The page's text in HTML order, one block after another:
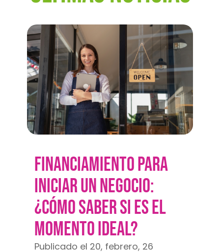
FINANCIAMIENTO PARA
INICIAR UN NEGOCIO:
¿CÓMO SABER SI ES EL
MOMENTO IDEAL?
Publicado el 20, febrero, 26